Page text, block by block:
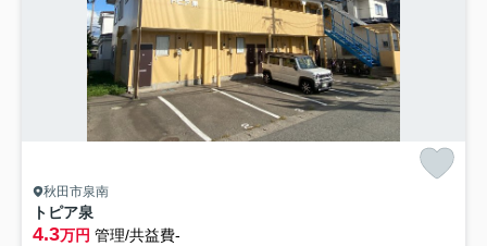
秋田市泉南
トピア泉
4.3万円 管理/共益費-